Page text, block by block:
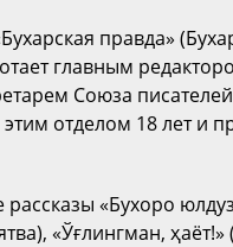
правда»
главным
Союза писателей
отделом 18 лет и
«Бухоро
«Ўғлингман,